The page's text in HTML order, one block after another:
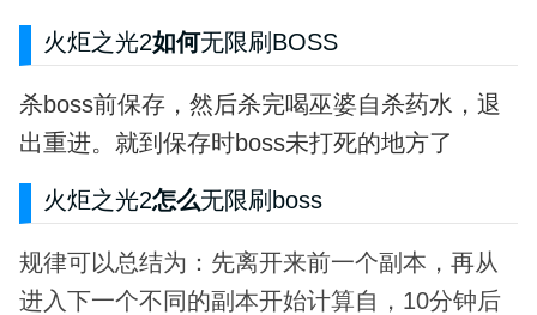
火炬之光2如何无限刷BOSS
杀boss前保存，然后杀完喝巫婆自杀药水，退
出重进。就到保存时boss未打死的地方了
火炬之光2怎么无限刷boss
规律可以总结为：先离开来前一个副本，再从
进入下一个不同的副本开始计算自，10分钟后